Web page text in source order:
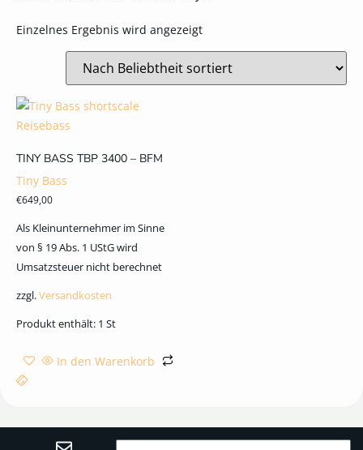
Einzelnes Ergebnis wird angezeigt
TINY BASS TBP 3400 – BFM
Tiny Bass
€649,00
Als Kleinunternehmer im Sinne
von § 19 Abs. 1 UStG wird
Umsatzsteuer nicht berechnet
zzgl.Versandkosten
Produkt enthält: 1 St
In den Warenkorb